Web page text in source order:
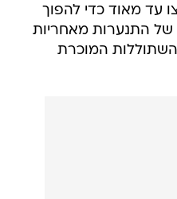
עד מאוד כדי להפוך
של התנערות מאחריות
המוכרת